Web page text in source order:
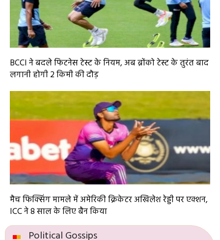
BCCI ने बदले फिटनेस टेस्ट के नियम, अब ब्रोंको टेस्ट के तुरंत बाद
लगानी होगी 2 किमी की दौड़
मैच फिक्सिंग मामले में अमेरिकी क्रिकेटर अखिलेश रेड्डी पर एक्शन,
ICC ने 8 साल के लिए बैन किया
Political Gossips